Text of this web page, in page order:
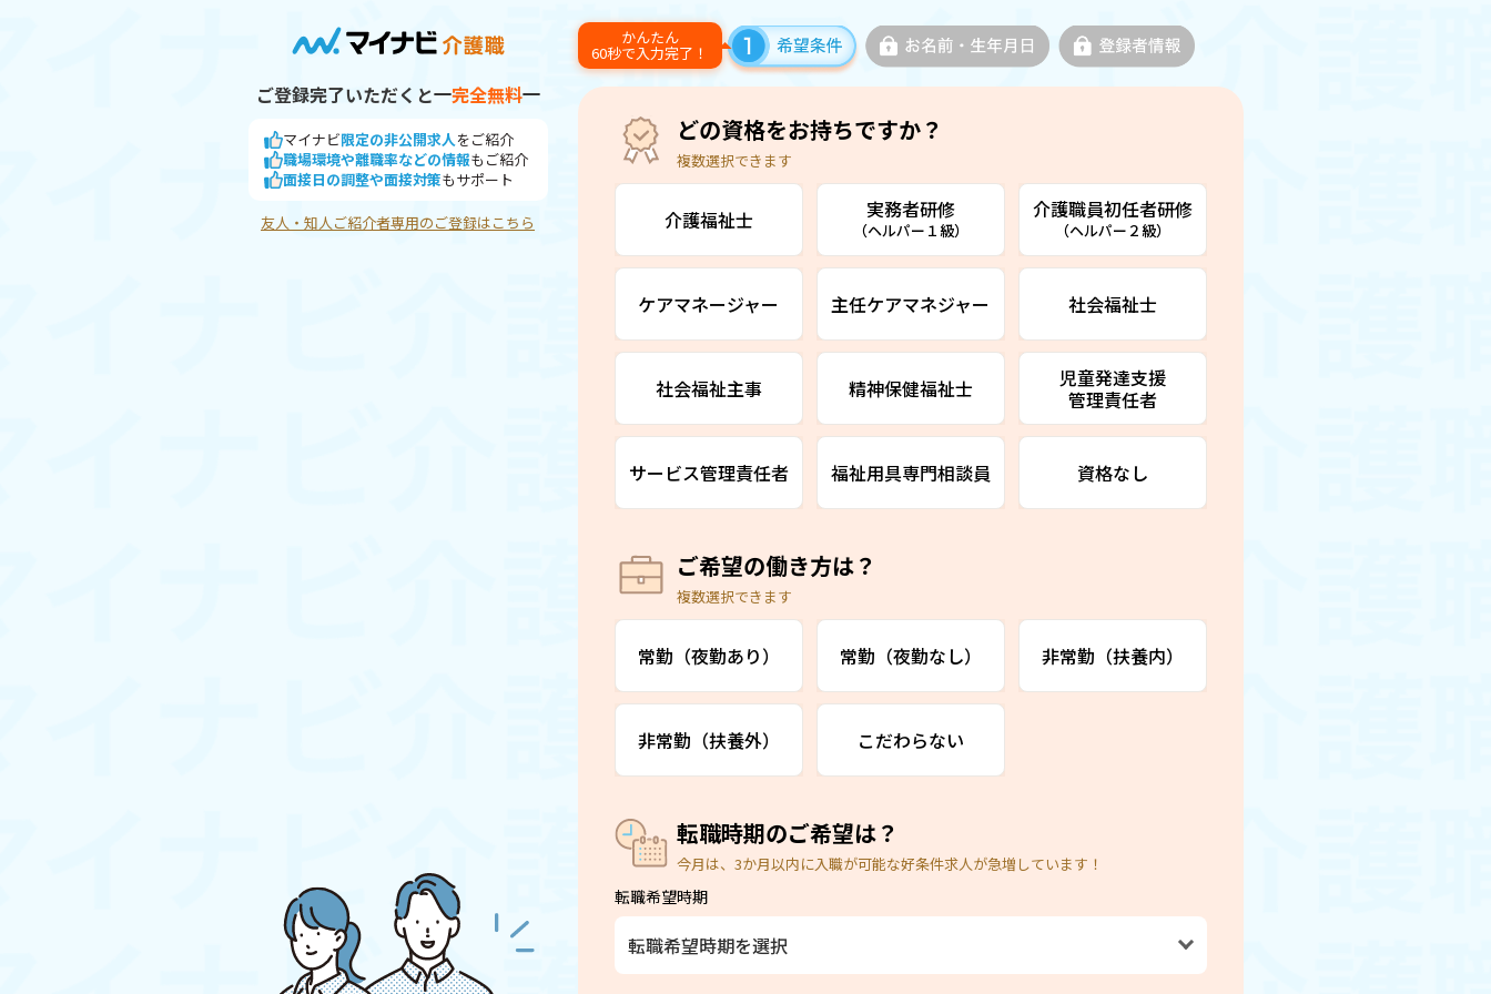
かんたん
60秒で入力完了！
ご登録完了いただくと 完全無料
マイナビ限定の非公開求人をご紹介
職場環境や離職率などの情報もご紹介
面接日の調整や面接対策もサポート
友人・知人ご紹介者専用のご登録はこちら
どの資格をお持ちですか？
複数選択できます
介護福祉士 実務者研修
（ヘルパー１級）
介護職員初任者研修
（ヘルパー２級）
ケアマネージャー 主任ケアマネジャー 社会福祉士
社会福祉主事 精神保健福祉士
児童発達支援
管理責任者
サービス管理責任者 福祉用具専門相談員 資格なし
ご希望の働き方は？
複数選択できます
常勤（夜勤あり） 常勤（夜勤なし） 非常勤（扶養内）
非常勤（扶養外） こだわらない
転職時期のご希望は？
今月は、3か月以内に入職が可能な好条件求人が急増しています！
転職希望時期